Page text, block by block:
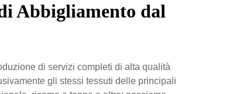
Abbigliamento dal
di servizi completi di alta qualità
gli stessi tessuti delle principali